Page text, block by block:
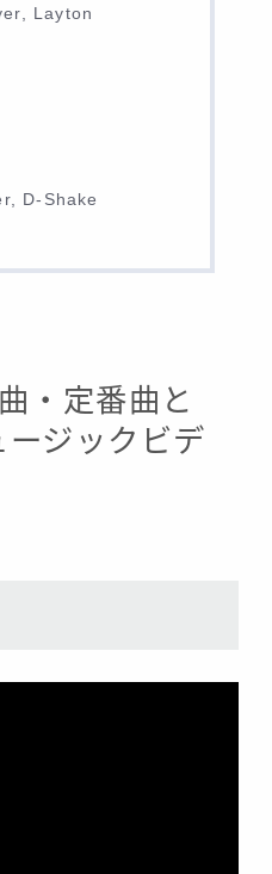
Layton
D-Shake
・定番曲と
ジックビデ